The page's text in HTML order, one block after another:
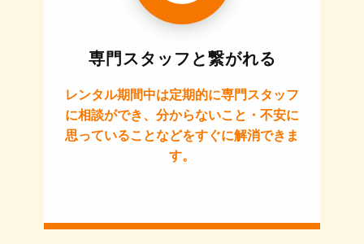
専門スタッフと繋がれる
レンタル期間中は定期的に専門スタッフ
に相談ができ、分からないこと・不安に
思っていることなどをすぐに解消できま
す。